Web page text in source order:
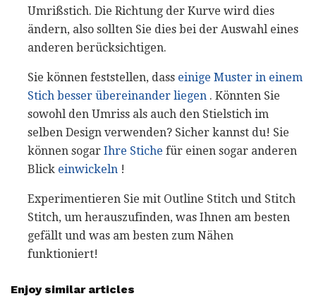
Umrißstich. Die Richtung der Kurve wird dies
ändern, also sollten Sie dies bei der Auswahl eines
anderen berücksichtigen.
Sie können feststellen, dass einige Muster in einem
Stich besser übereinander liegen . Könnten Sie
sowohl den Umriss als auch den Stielstich im
selben Design verwenden? Sicher kannst du! Sie
können sogar Ihre Stiche für einen sogar anderen
Blick einwickeln !
Experimentieren Sie mit Outline Stitch und Stitch
Stitch, um herauszufinden, was Ihnen am besten
gefällt und was am besten zum Nähen
funktioniert!
Enjoy similar articles